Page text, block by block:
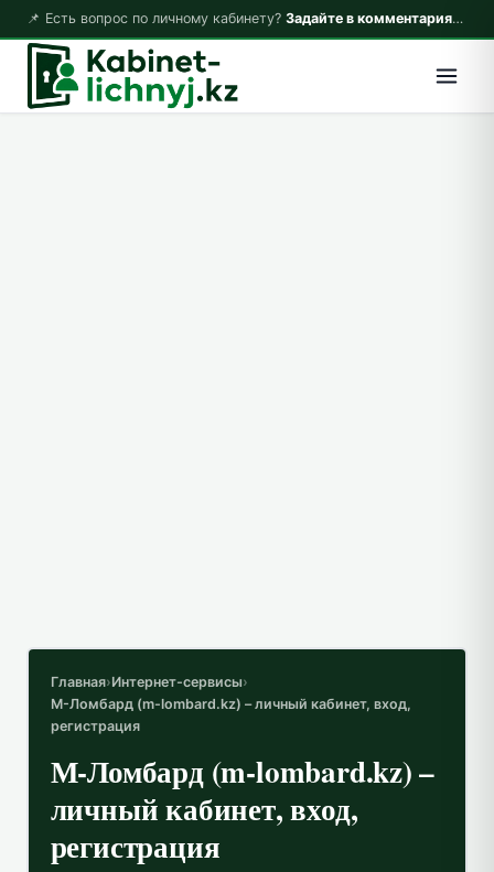
📌 Есть вопрос по личному кабинету? Задайте в комментариях — ответим!
Главная›Интернет-сервисы›
М-Ломбард (m-lombard.kz) – личный кабинет, вход,
регистрация
М-Ломбард (m-lombard.kz) –
личный кабинет, вход,
регистрация